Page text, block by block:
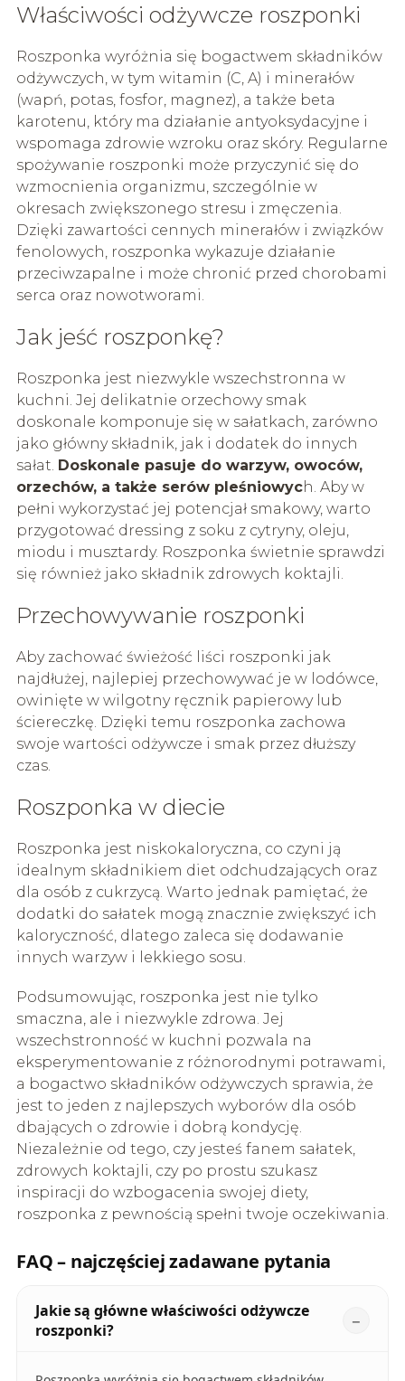
Właściwości odżywcze roszponki
Roszponka wyróżnia się bogactwem składników
odżywczych, w tym witamin (C, A) i minerałów
(wapń, potas, fosfor, magnez), a także beta
karotenu, który ma działanie antyoksydacyjne i
wspomaga zdrowie wzroku oraz skóry. Regularne
spożywanie roszponki może przyczynić się do
wzmocnienia organizmu, szczególnie w
okresach zwiększonego stresu i zmęczenia.
Dzięki zawartości cennych minerałów i związków
fenolowych, roszponka wykazuje działanie
przeciwzapalne i może chronić przed chorobami
serca oraz nowotworami.
Jak jeść roszponkę?
Roszponka jest niezwykle wszechstronna w
kuchni. Jej delikatnie orzechowy smak
doskonale komponuje się w sałatkach, zarówno
jako główny składnik, jak i dodatek do innych
sałat. Doskonale pasuje do warzyw, owoców,
orzechów, a także serów pleśniowych. Aby w
pełni wykorzystać jej potencjał smakowy, warto
przygotować dressing z soku z cytryny, oleju,
miodu i musztardy. Roszponka świetnie sprawdzi
się również jako składnik zdrowych koktajli.
Przechowywanie roszponki
Aby zachować świeżość liści roszponki jak
najdłużej, najlepiej przechowywać je w lodówce,
owinięte w wilgotny ręcznik papierowy lub
ściereczkę. Dzięki temu roszponka zachowa
swoje wartości odżywcze i smak przez dłuższy
czas.
Roszponka w diecie
Roszponka jest niskokaloryczna, co czyni ją
idealnym składnikiem diet odchudzających oraz
dla osób z cukrzycą. Warto jednak pamiętać, że
dodatki do sałatek mogą znacznie zwiększyć ich
kaloryczność, dlatego zaleca się dodawanie
innych warzyw i lekkiego sosu.
Podsumowując, roszponka jest nie tylko
smaczna, ale i niezwykle zdrowa. Jej
wszechstronność w kuchni pozwala na
eksperymentowanie z różnorodnymi potrawami,
a bogactwo składników odżywczych sprawia, że
jest to jeden z najlepszych wyborów dla osób
dbających o zdrowie i dobrą kondycję.
Niezależnie od tego, czy jesteś fanem sałatek,
zdrowych koktajli, czy po prostu szukasz
inspiracji do wzbogacenia swojej diety,
roszponka z pewnością spełni twoje oczekiwania.
FAQ – najczęściej zadawane pytania
Jakie są główne właściwości odżywcze
roszponki?